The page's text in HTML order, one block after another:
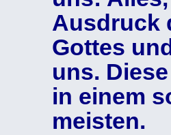
Ausdruck
Gottes
uns.
in einem
meisten.